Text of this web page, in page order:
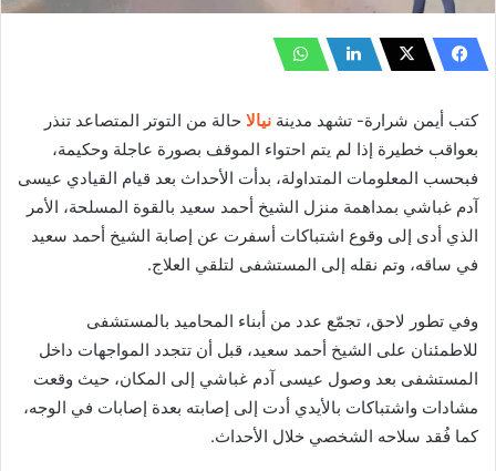
كتب أيمن شرارة- تشهد مدينة نيالا حالة من التوتر المتصاعد تنذر
بعواقب خطيرة إذا لم يتم احتواء الموقف بصورة عاجلة وحكيمة،
فبحسب المعلومات المتداولة، بدأت الأحداث بعد قيام القيادي عيسى
آدم غباشي بمداهمة منزل الشيخ أحمد سعيد بالقوة المسلحة، الأمر
الذي أدى إلى وقوع اشتباكات أسفرت عن إصابة الشيخ أحمد سعيد
في ساقه، وتم نقله إلى المستشفى لتلقي العلاج.
وفي تطور لاحق، تجمّع عدد من أبناء المحاميد بالمستشفى
للاطمئنان على الشيخ أحمد سعيد، قبل أن تتجدد المواجهات داخل
المستشفى بعد وصول عيسى آدم غباشي إلى المكان، حيث وقعت
مشادات واشتباكات بالأيدي أدت إلى إصابته بعدة إصابات في الوجه،
كما فُقد سلاحه الشخصي خلال الأحداث.